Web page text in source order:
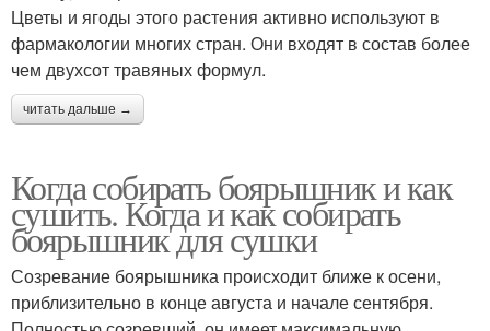
Цветы и ягоды этого растения активно используют в
фармакологии многих стран. Они входят в состав более
чем двухсот травяных формул.
читать дальше →
Когда собирать боярышник и как
сушить. Когда и как собирать
боярышник для сушки
Созревание боярышника происходит ближе к осени,
приблизительно в конце августа и начале сентября.